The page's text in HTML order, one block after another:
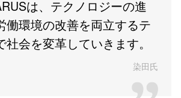
は、テクノロジーの進
働環境の改善を両立するテ
社会を変革していきます。
染田氏